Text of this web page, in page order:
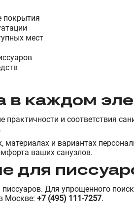
покрытия
мест
в каждом
практичности и соответствия
материалах и вариантах
ваших санузлов.
для
Для упрощенного
Москве: +7 (495) 111-7257.